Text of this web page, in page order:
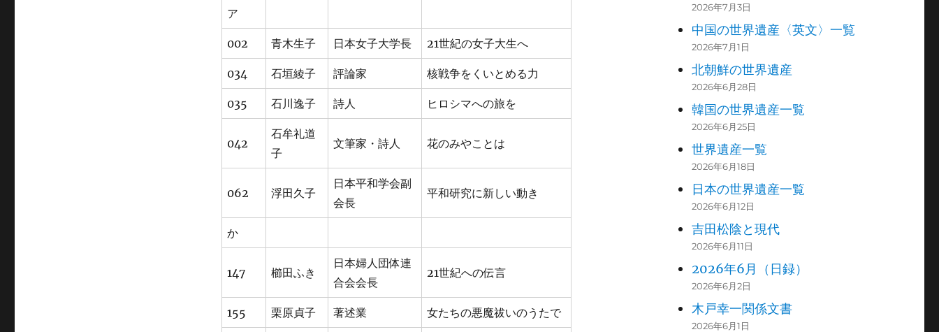
ア
002 青木生子 日本女子大学長 21世紀の女子大生へ
034 石垣綾子 評論家 核戦争をくいとめる力
035 石川逸子 詩人 ヒロシマへの旅を
042
石牟礼道
子
文筆家・詩人 花のみやことは
062 浮田久子
日本平和学会副
会長
平和研究に新しい動き
か
147 櫛田ふき
日本婦人団体連
合会会長
21世紀への伝言
155 栗原貞子 著述業 女たちの悪魔祓いのうたで
2026年7月3日
中国の世界遺産〈英文〉一覧
2026年7月1日
北朝鮮の世界遺産
2026年6月28日
韓国の世界遺産一覧
2026年6月25日
世界遺産一覧
2026年6月18日
日本の世界遺産一覧
2026年6月12日
吉田松陰と現代
2026年6月11日
2026年6月（日録）
2026年6月2日
木戸幸一関係文書
2026年6月1日